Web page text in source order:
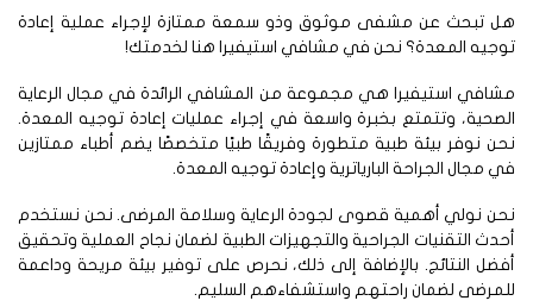
تبحث عن مشفى موثوق وذو سمعة ممتازة لإجراء عملية إعادة
المعدة؟ نحن في مشافي استيفيرا هنا لخدمتك!
استيفيرا هي مجموعة من المشافي الرائدة في مجال الرعاية
وتتمتع بخبرة واسعة في إجراء عمليات إعادة توجيه المعدة.
نوفر بيئة طبية متطورة وفريقًا طبيًا متخصصًا يضم أطباء ممتازين
مجال الجراحة البارياترية وإعادة توجيه المعدة.
نولي أهمية قصوى لجودة الرعاية وسلامة المرضى. نحن نستخدم
التقنيات الجراحية والتجهيزات الطبية لضمان نجاح العملية وتحقيق
النتائج. بالإضافة إلى ذلك، نحرص على توفير بيئة مريحة وداعمة
لضمان راحتهم واستشفاءهم السليم.